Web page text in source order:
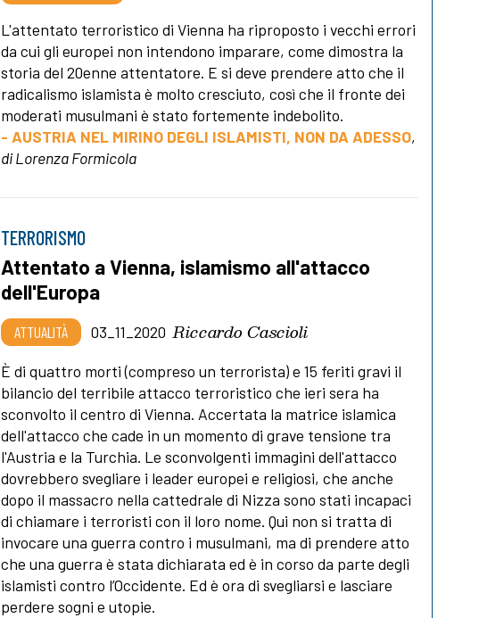
L'attentato terroristico di Vienna ha riproposto i vecchi errori
da cui gli europei non intendono imparare, come dimostra la
storia del 20enne attentatore. E si deve prendere atto che il
radicalismo islamista è molto cresciuto, così che il fronte dei
moderati musulmani è stato fortemente indebolito.
- AUSTRIA NEL MIRINO DEGLI ISLAMISTI, NON DA ADESSO,
di Lorenza Formicola
TERRORISMO
Attentato a Vienna, islamismo all'attacco
dell'Europa
ATTUALITÀ 03_11_2020 Riccardo Cascioli
È di quattro morti (compreso un terrorista) e 15 feriti gravi il
bilancio del terribile attacco terroristico che ieri sera ha
sconvolto il centro di Vienna. Accertata la matrice islamica
dell'attacco che cade in un momento di grave tensione tra
l'Austria e la Turchia. Le sconvolgenti immagini dell'attacco
dovrebbero svegliare i leader europei e religiosi, che anche
dopo il massacro nella cattedrale di Nizza sono stati incapaci
di chiamare i terroristi con il loro nome. Qui non si tratta di
invocare una guerra contro i musulmani, ma di prendere atto
che una guerra è stata dichiarata ed è in corso da parte degli
islamisti contro l’Occidente. Ed è ora di svegliarsi e lasciare
perdere sogni e utopie.